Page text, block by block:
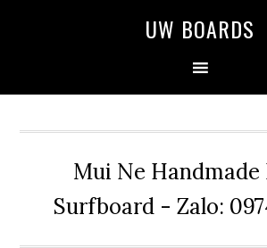
UW BOARDS
Mui Ne Handmade
Surfboard - Zalo: